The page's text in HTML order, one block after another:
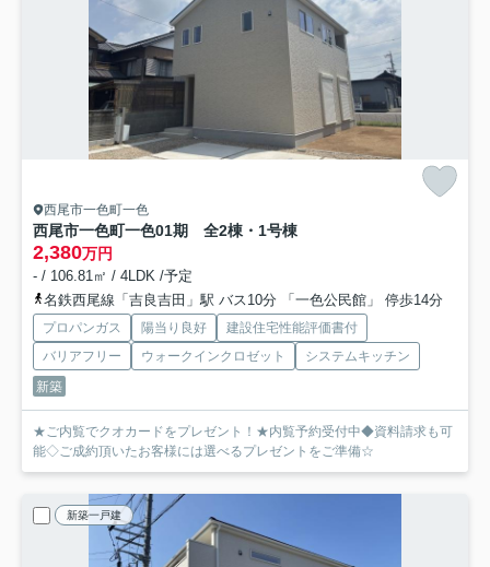
西尾市一色町一色
西尾市一色町一色01期 全2棟・1号棟
2,380万円
- / 106.81㎡ / 4LDK /予定
名鉄西尾線「吉良吉田」駅 バス10分 「一色公民館」 停歩14分
プロパンガス 陽当り良好
建設住宅性能評価書付
バリアフリー
ウォークインクロゼット
システムキッチン
新築
★ご内覧でクオカードをプレゼント！★内覧予約受付中◆資料請求も可
能◇ご成約頂いたお客様には選べるプレゼントをご準備☆
新築一戸建